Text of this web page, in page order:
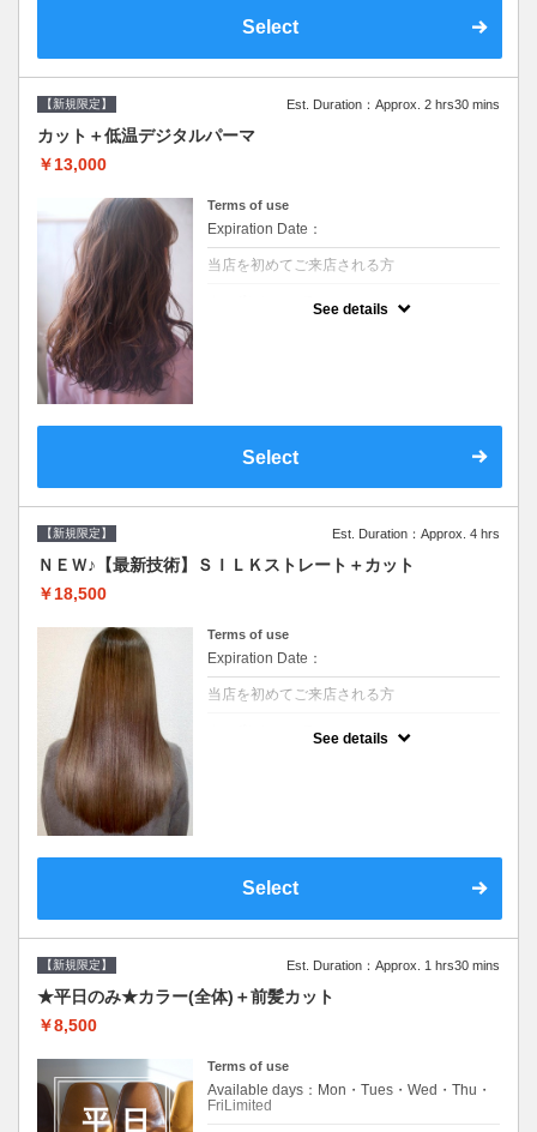
Select
【新規限定】 Est. Duration：Approx. 2 hrs30 mins
カット＋低温デジタルパーマ
￥13,000
Terms of use
Expiration Date：
当店を初めてご来店される方
See details
Select
【新規限定】 Est. Duration：Approx. 4 hrs
ＮＥＷ♪【最新技術】ＳＩＬＫストレート＋カット
￥18,500
Terms of use
Expiration Date：
当店を初めてご来店される方
See details
Select
【新規限定】 Est. Duration：Approx. 1 hrs30 mins
★平日のみ★カラー(全体)＋前髪カット
￥8,500
Terms of use
Available days：Mon・Tues・Wed・Thu・
FriLimited